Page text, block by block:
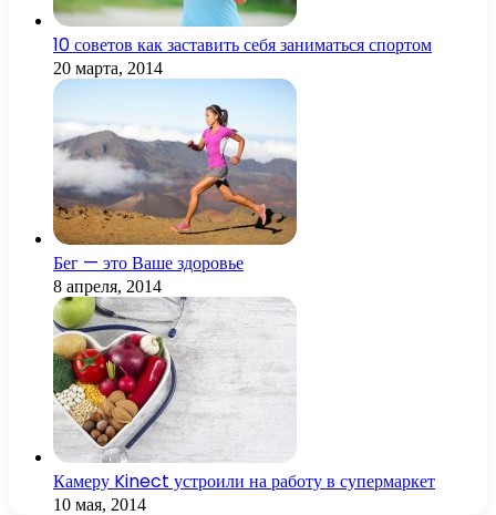
10 советов как заставить себя заниматься спортом
20 марта, 2014
Бег — это Ваше здоровье
8 апреля, 2014
Камеру Kinect устроили на работу в супермаркет
10 мая, 2014